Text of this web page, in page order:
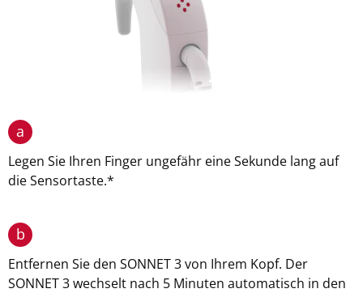
a
Legen Sie Ihren Finger ungefähr eine Sekunde lang auf
die Sensortaste.*
b
Entfernen Sie den SONNET 3 von Ihrem Kopf. Der
SONNET 3 wechselt nach 5 Minuten automatisch in den